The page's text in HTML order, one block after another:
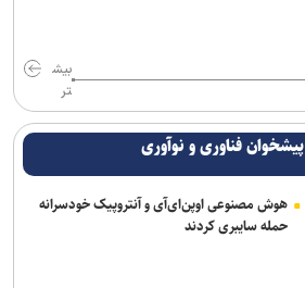
بیش
تر
پیشخوان فناوری و نوآوری
هوش مصنوعی اوپن‌ای‌آی و آنتروپیک خودسرانه
حمله سایبری کردند